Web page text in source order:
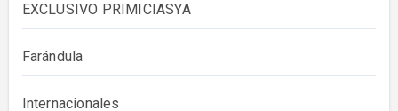
EXCLUSIVO PRIMICIASYA
Farándula
Internacionales